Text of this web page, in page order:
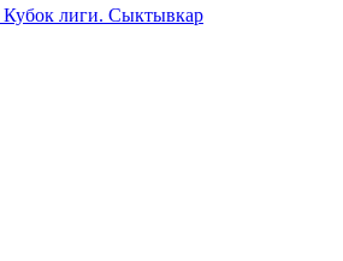
лиги. Сыктывкар